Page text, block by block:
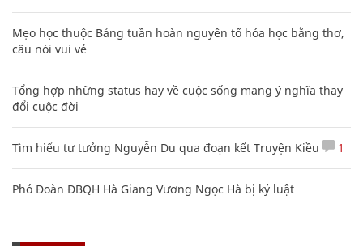
Mẹo học thuộc Bảng tuần hoàn nguyên tố hóa học bằng thơ,
câu nói vui vẻ
Tổng hợp những status hay về cuộc sống mang ý nghĩa thay
đổi cuộc đời
Tìm hiểu tư tưởng Nguyễn Du qua đoạn kết Truyện Kiều 1
Phó Đoàn ĐBQH Hà Giang Vương Ngọc Hà bị kỷ luật